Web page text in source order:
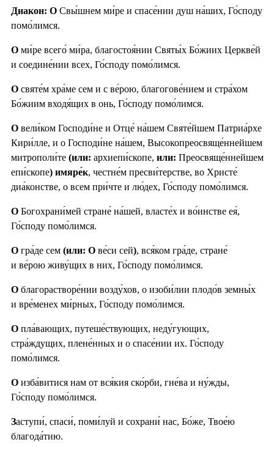
Диакон: О Свы́шнем ми́ре и спасе́нии душ на́ших, Го́споду
помо́лимся.
О ми́ре всего́ ми́ра, благостоя́нии Святы́х Бо́жиих Церкве́й
и соедине́нии всех, Го́споду помо́лимся.
О святе́м хра́ме сем и с ве́рою, благогове́нием и стра́хом
Бо́жиим входя́щих в онь, Го́споду помо́лимся.
О вели́ком Господи́не и Отце́ на́шем Святе́йшем Патриа́рхе
Кири́лле, и о Господи́не на́шем, Высокопреосвяще́ннейшем
митрополи́те (или: архиепи́скопе, или: Преосвяще́ннейшем
епи́скопе) имяре́к, честне́м пресви́терстве, во Христе́
диа́констве, о всем при́чте и лю́дех, Го́споду помо́лимся.
О Богохрани́мей стране́ на́шей, власте́х и во́инстве ея́,
Го́споду помо́лимся.
О гра́де сем (или: О ве́си сей), вся́ком гра́де, стране́
и ве́рою живу́щих в них, Го́споду помо́лимся.
О благорастворе́нии возду́хов, о изоби́лии плодо́в земны́х
и вре́менех ми́рных, Го́споду помо́лимся.
О пла́вающих, путеше́ствующих, неду́гующих,
стра́ждущих, плене́нных и о спасе́нии их. Го́споду
помо́лимся.
О изба́витися нам от вся́кия ско́рби, гне́ва и ну́жды,
Го́споду помо́лимся.
Заступи́, спаси́, поми́луй и сохрани́ нас, Бо́же, Твое́ю
благода́тию.